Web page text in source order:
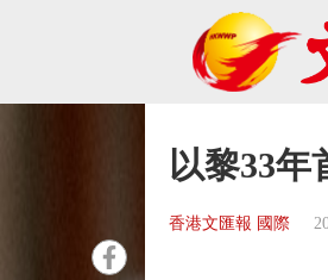
以黎33年
香港文匯報 國際